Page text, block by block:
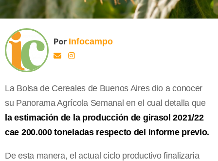
Por Infocampo
La Bolsa de Cereales de Buenos Aires dio a conocer
su Panorama Agrícola Semanal en el cual detalla que
la estimación de la producción de girasol 2021/22
cae 200.000 toneladas respecto del informe previo.
De esta manera, el actual ciclo productivo finalizaría